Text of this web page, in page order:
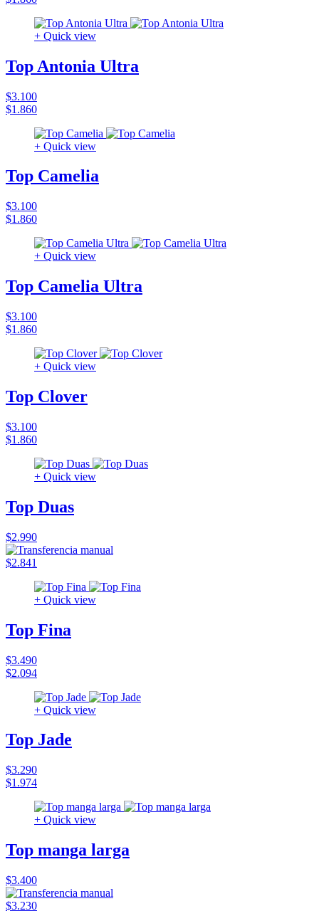
+ Quick view
Top Antonia Ultra
$3.100
$1.860
+ Quick view
Top Camelia
$3.100
$1.860
+ Quick view
Top Camelia Ultra
$3.100
$1.860
+ Quick view
Top Clover
$3.100
$1.860
+ Quick view
Top Duas
$2.990
$2.841
+ Quick view
Top Fina
$3.490
$2.094
+ Quick view
Top Jade
$3.290
$1.974
+ Quick view
Top manga larga
$3.400
$3.230